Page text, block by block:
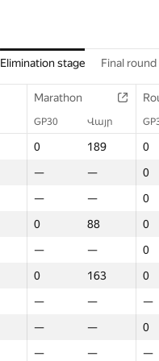
Elimination stage Final round
Marathon
GP30 Վայր
0 189
0
— —
0
— —
0
0 88
0
— —
0
0 163
0
— —
—
— —
0
— —
—
Marathon
GP30 Վայր
0 189
0
— —
0
— —
0
0 88
0
— —
0
0 163
0
— —
—
— —
0
— —
—